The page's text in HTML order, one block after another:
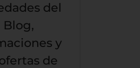
del
Blog,
y
de